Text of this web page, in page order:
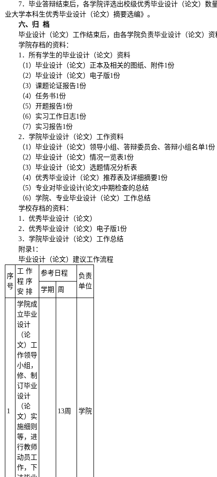
7．毕业答辩结束后，各学院评选出校级优秀毕业设计（论文）
业大学本科生优秀毕业设计（论文）摘要选编》。
六、归
档
毕业设计（论文）工作结束后，由各学院负责毕业设计（论文）
学院存档的资料：
1．所有学生的毕业设计（论文）资料
（1）毕业设计（论文）正本及相关的图纸、附件1份
（2）毕业设计（论文）电子版1份
（3）课题论证报告1份
（4）任务书1份
（5）开题报告1份
（6）实习工作日志1份
（7）实习报告1份
2．学院毕业设计（论文）工作资料
（1）毕业设计（论文）领导小组、答辩委员会、答辩小组名单1份
（2）毕业设计（论文）情况一览表1份
（3）毕业设计（论文）选题情况分析表
（4）优秀毕业设计（论文）推荐表及详细摘要1份
（5）专业对毕业设计(论文)中期检查的总结
（6）学院、专业毕业设计（论文）工作总结
学校存档的资料：
1．优秀毕业设计（论文）
2．优秀毕业设计（论文）电子版1份
3．学院毕业设计（论文）工作总结
附录1 ：
毕业设计（论文）建议工作流程
序
号
工 作
程 序
安 排
参考日程
负责
单位
学期 周
1
学院成
立毕业
设计
（论
文）工
作领导
小组，
修、制
订毕业
设计
（论
文）实
施细则
等，进
行教师
动员工
作，下
13周 学院